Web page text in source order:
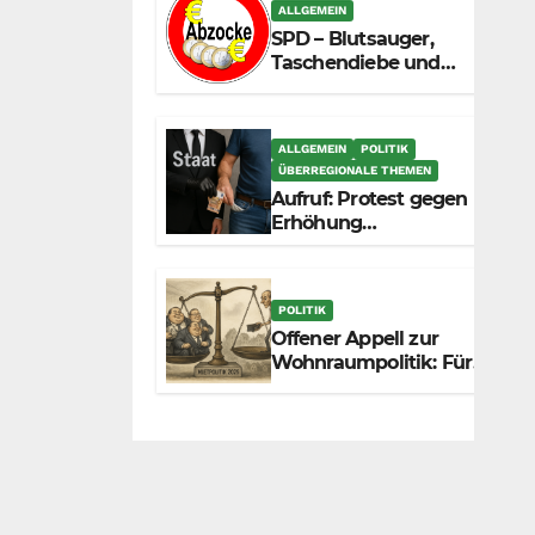
zunehmend unter die
Räder.
ALLGEMEIN
SPD – Blutsauger,
Taschendiebe und
ALLGEMEIN
POLITIK
ÜBERREGIONALE THEMEN
Aufruf: Protest gegen
Erhöhung
POLITIK
Offener Appell zur
Wohnraumpolitik: Für
mehr Fairness